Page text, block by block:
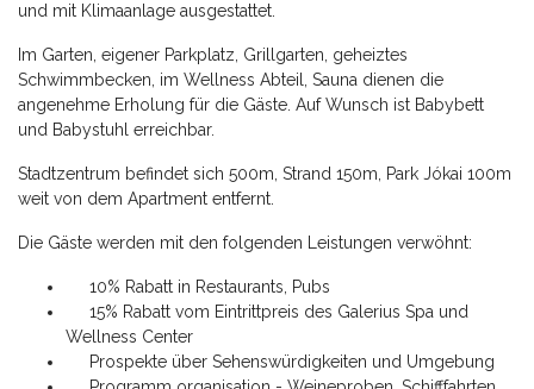
und mit Klimaanlage ausgestattet.
Im Garten, eigener Parkplatz, Grillgarten, geheiztes
Schwimmbecken, im Wellness Abteil, Sauna dienen die
angenehme Erholung für die Gäste. Auf Wunsch ist Babybett
und Babystuhl erreichbar.
Stadtzentrum befindet sich 500m, Strand 150m, Park Jókai 100m
weit von dem Apartment entfernt.
Die Gäste werden mit den folgenden Leistungen verwöhnt:
10% Rabatt in Restaurants, Pubs
15% Rabatt vom Eintrittpreis des Galerius Spa und
Wellness Center
Prospekte über Sehenswürdigkeiten und Umgebung